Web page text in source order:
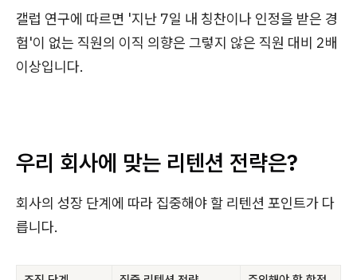
갤럽 연구에 따르면 '지난 7일 내 칭찬이나 인정을 받은 경
험'이 없는 직원의 이직 의향은 그렇지 않은 직원 대비 2배
이상입니다.
우리 회사에 맞는 리텐션 전략은?
회사의 성장 단계에 따라 집중해야 할 리텐션 포인트가 다
릅니다.